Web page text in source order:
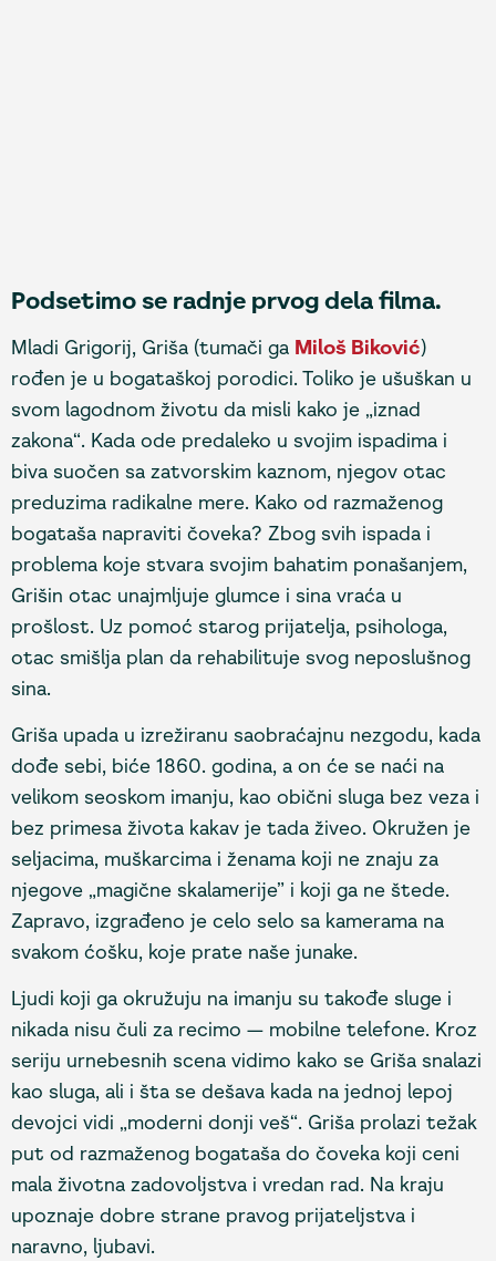
Podsetimo se radnje prvog dela filma.
Mladi Grigorij, Griša (tumači ga Miloš Biković)
rođen je u bogataškoj porodici. Toliko je ušuškan u
svom lagodnom životu da misli kako je „iznad
zakona“. Kada ode predaleko u svojim ispadima i
biva suočen sa zatvorskim kaznom, njegov otac
preduzima radikalne mere. Kako od razmaženog
bogataša napraviti čoveka? Zbog svih ispada i
problema koje stvara svojim bahatim ponašanjem,
Grišin otac unajmljuje glumce i sina vraća u
prošlost. Uz pomoć starog prijatelja, psihologa,
otac smišlja plan da rehabilituje svog neposlušnog
sina.
Griša upada u izrežiranu saobraćajnu nezgodu, kada
dođe sebi, biće 1860. godina, a on će se naći na
velikom seoskom imanju, kao obični sluga bez veza i
bez primesa života kakav je tada živeo. Okružen je
seljacima, muškarcima i ženama koji ne znaju za
njegove „magične skalamerije” i koji ga ne štede.
Zapravo, izgrađeno je celo selo sa kamerama na
svakom ćošku, koje prate naše junake.
Ljudi koji ga okružuju na imanju su takođe sluge i
nikada nisu čuli za recimo — mobilne telefone. Kroz
seriju urnebesnih scena vidimo kako se Griša snalazi
kao sluga, ali i šta se dešava kada na jednoj lepoj
devojci vidi „moderni donji veš“. Griša prolazi težak
put od razmaženog bogataša do čoveka koji ceni
mala životna zadovoljstva i vredan rad. Na kraju
upoznaje dobre strane pravog prijateljstva i
naravno, ljubavi.